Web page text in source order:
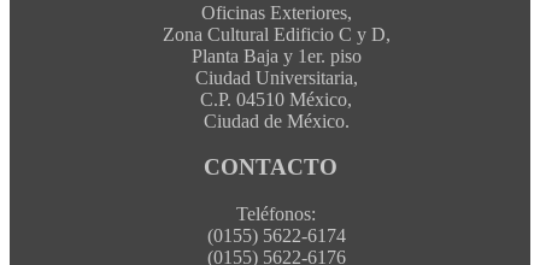
Oficinas Exteriores,
Zona Cultural Edificio C y D,
Planta Baja y 1er. piso
Ciudad Universitaria,
C.P. 04510 México,
Ciudad de México.
CONTACTO
Teléfonos:
(0155) 5622-6174
(0155) 5622-6176